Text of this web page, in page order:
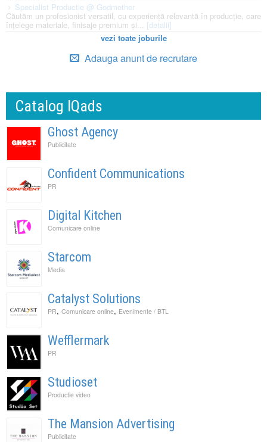
Specialist Productie @ Godmother
Căutăm un profesionist versatil, cu experiență relevantă în producție, care
înțelege materiale, finisaje premium și... [detalii]
vezi toate joburile
Adauga anunt de recrutare
Catalog IQads
Ghost Agency
Publicitate
Confident Communications
PR
Digital Kitchen
Comunicare online
Starcom
Media
Catalyst Solutions
PR, Comunicare online, Evenimente / BTL
Wefflermark
PR
Studioset
Productie video
The Mansion Advertising
Publicitate